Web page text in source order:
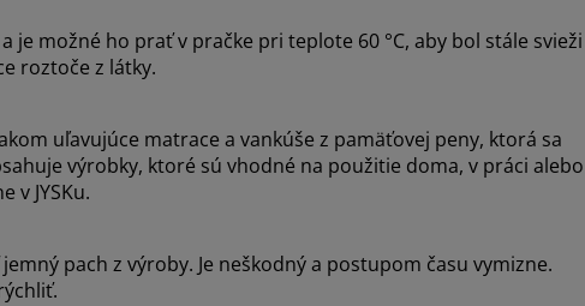
možné ho prať v pračke pri teplote 60 °C, aby bol stále svieži
roztoče z látky.
uľavujúce matrace a vankúše z pamäťovej peny, ktorá sa
výrobky, ktoré sú vhodné na použitie doma, v práci alebo
v JYSKu.
pach z výroby. Je neškodný a postupom času vymizne.